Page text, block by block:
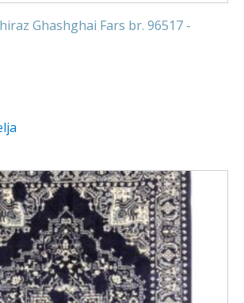
Ghashghai Fars br. 96517 -